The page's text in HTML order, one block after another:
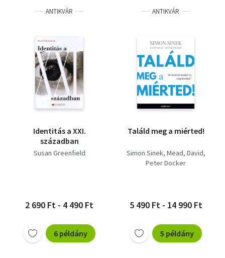
ANTIKVÁR
Identitás a XXI.
században
Susan Greenfield
2 690 Ft - 4 490 Ft
6 példány
ANTIKVÁR
Találd meg a miérted!
Simon Sinek Mead, David
Peter Docker
5 490 Ft - 14 990 Ft
5 példány